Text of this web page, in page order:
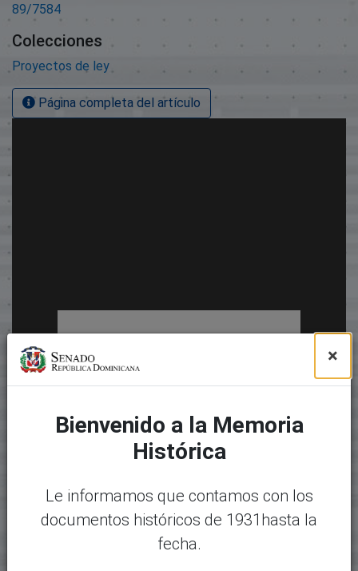
89/7584
Colecciones
Proyectos de ley
Página completa del artículo
×
Bienvenido a la Memoria
Histórica
Le informamos que contamos con los
documentos históricos de 1931hasta la
fecha.